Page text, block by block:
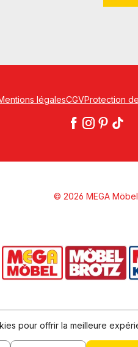
légalesCGVProtection
© 2026 MEGA Möbel
pour offrir la meilleure